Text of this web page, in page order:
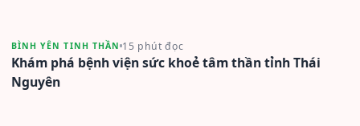
BÌNH YÊN TINH THẦN 15 phút đọc
Khám phá bệnh viện sức khoẻ tâm thần tỉnh Thái
Nguyên